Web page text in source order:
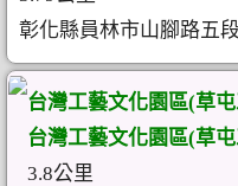
彰化縣員林市山腳路五
台灣工藝文化園區(草
台灣工藝文化園區(草
3.8公里